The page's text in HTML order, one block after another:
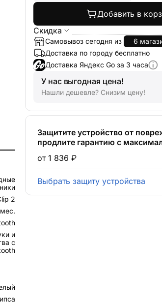
2
и
с
Добавить в
Скидка
Самовывоз сегодня из
6
Доставка по городу бесплатно
Доставка Яндекс Go за 3 часа
У нас выгодная цена!
Нашли дешевле? Снизим цену!
Защитите устройство от
продлите гарантию с
от 1 836 ₽
Выбрать защиту устройства